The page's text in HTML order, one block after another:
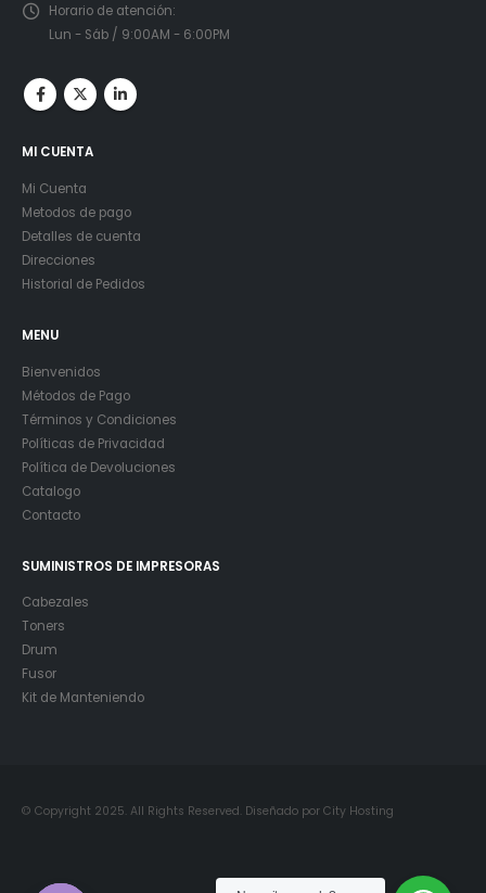
Horario de atención:
Lun - Sáb / 9:00AM - 6:00PM
MI CUENTA
Mi Cuenta
Metodos de pago
Detalles de cuenta
Direcciones
Historial de Pedidos
MENU
Bienvenidos
Métodos de Pago
Términos y Condiciones
Políticas de Privacidad
Política de Devoluciones
Catalogo
Contacto
SUMINISTROS DE IMPRESORAS
Cabezales
Toners
Drum
Fusor
Kit de Manteniendo
© Copyright 2025. All Rights Reserved. Diseñado por City Hosting